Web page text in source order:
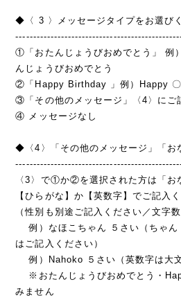
◆〈 3 〉メッセージタイプをお選び
①「おたんじょうびおめでとう」 例
んじょうびおめでとう
②「Happy Birthday 」例）Happy
③「その他のメッセージ」〈4〉にご
④ メッセージなし
◆〈4〉「その他のメッセージ」「お
〈3〉で①か②を選択された方は「お
【ひらがな】か【英数字】でご記入
（性別も別途ご記入ください／文字
例）なほこちゃん ５さい（ちゃん
はご記入ください）
例）Nahoko ５さい（英数字は大
※おたんじょうびおめでとう・
みません